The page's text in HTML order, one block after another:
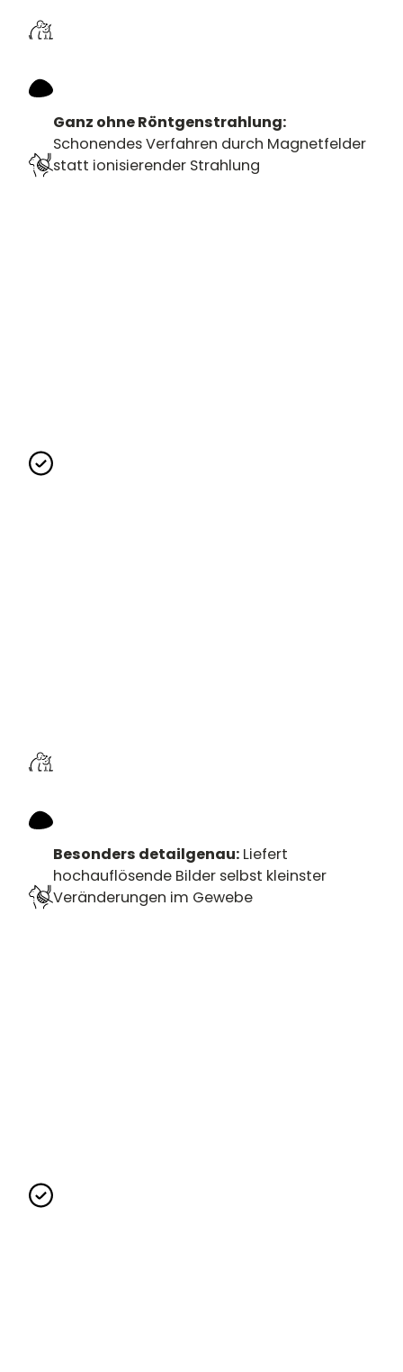
Ganz ohne Röntgenstrahlung:
Schonendes Verfahren durch Magnetfelder
statt ionisierender Strahlung
Besonders detailgenau:Liefert
hochauflösende Bilder selbst kleinster
Veränderungen im Gewebe